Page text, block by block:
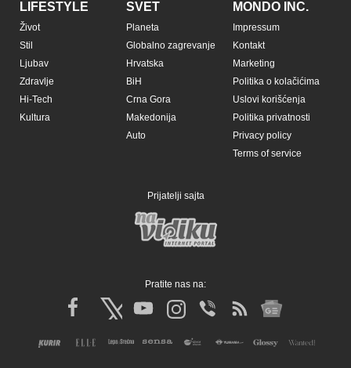
LIFESTYLE
Život
Stil
Ljubav
Zdravlje
Hi-Tech
Kultura
SVET
Planeta
Globalno zagrevanje
Hrvatska
BiH
Crna Gora
Makedonija
Auto
MONDO INC.
Impressum
Kontakt
Marketing
Politika o kolačićima
Uslovi korišćenja
Politika privatnosti
Privacy policy
Terms of service
Prijatelji sajta
Pratite nas na: